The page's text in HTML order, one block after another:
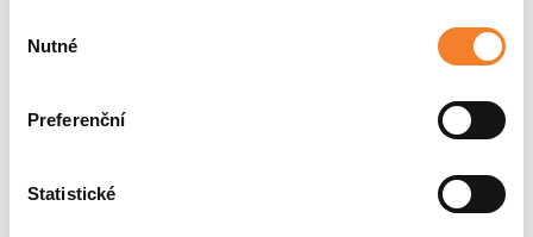
souhlasu
Nutné
Preferenční
Statistické